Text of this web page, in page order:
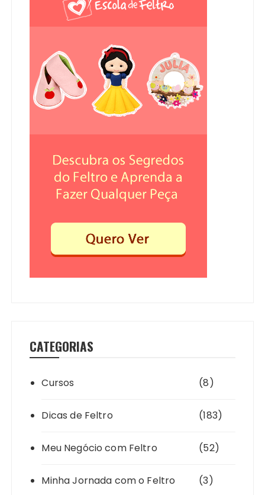
CATEGORIAS
Cursos (8)
Dicas de Feltro (183)
Meu Negócio com Feltro (52)
Minha Jornada com o Feltro (3)